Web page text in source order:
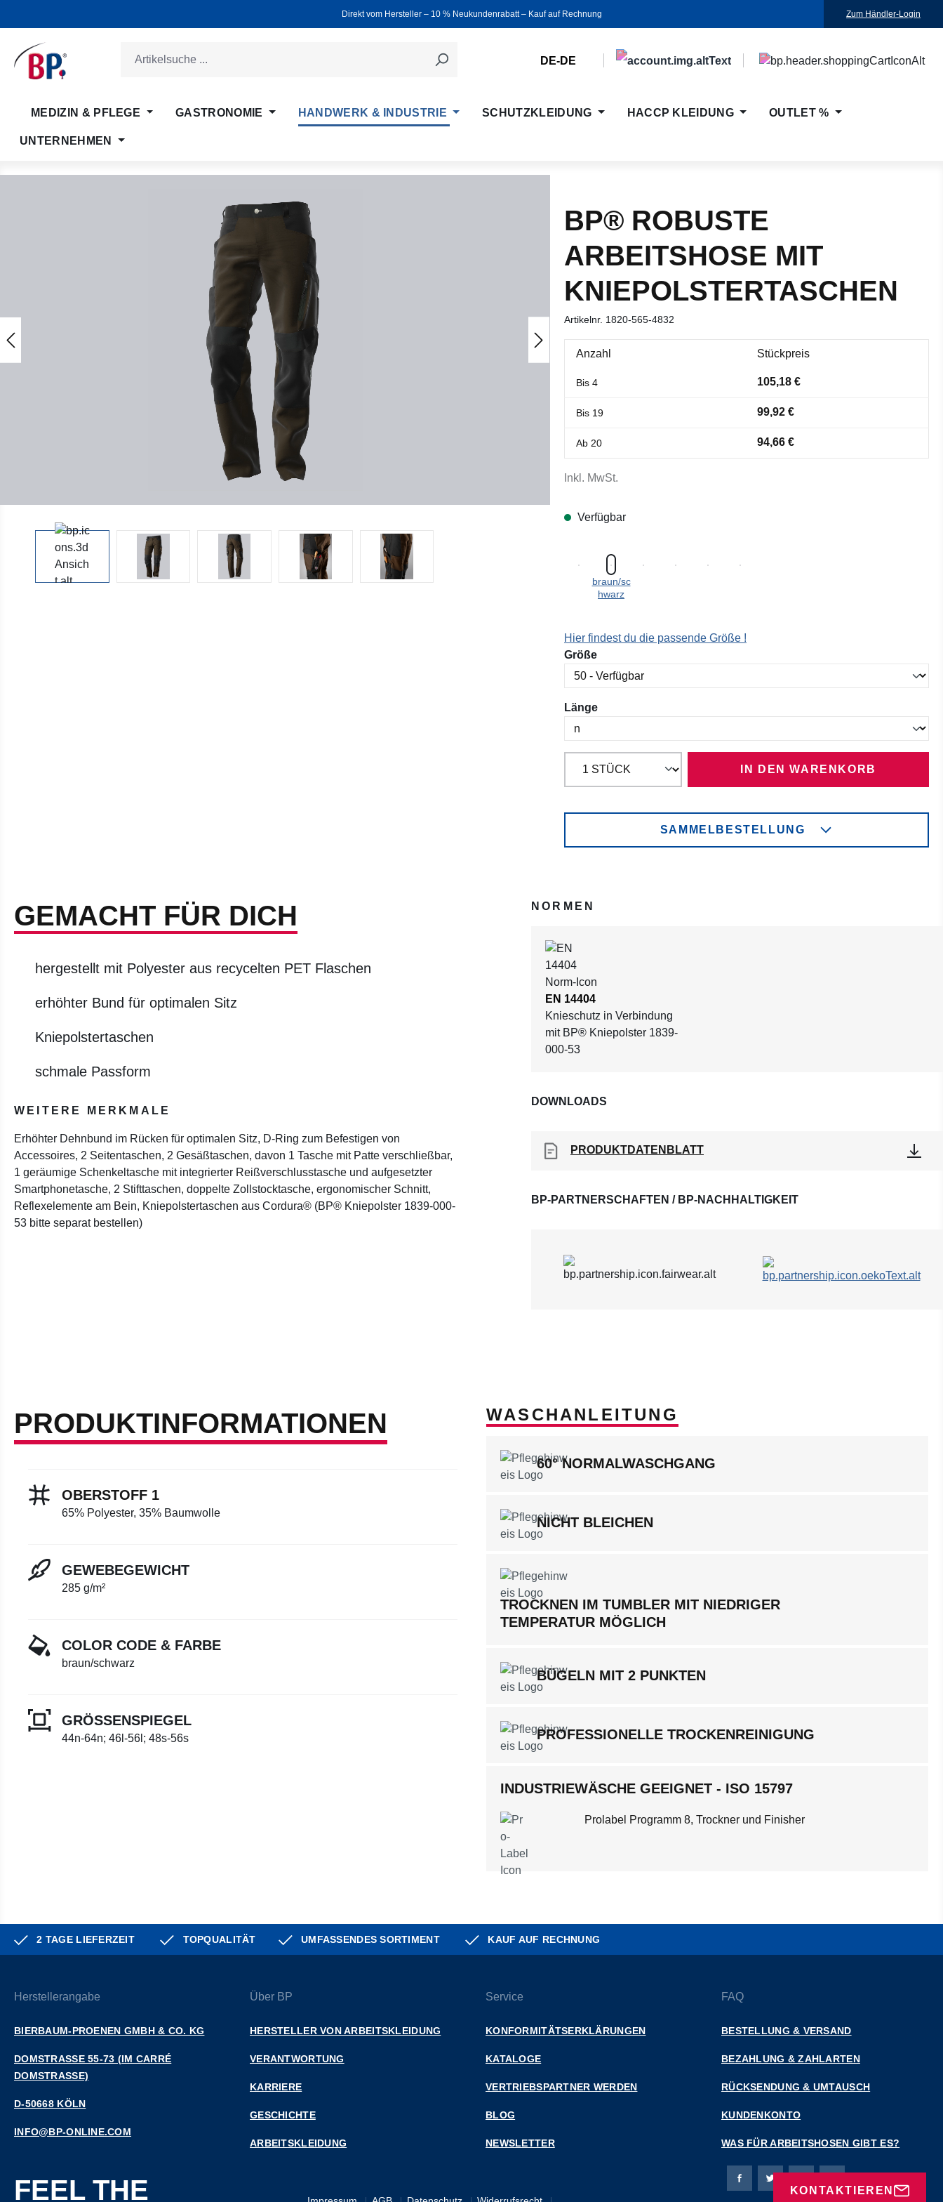
Direkt vom Hersteller ‒ 10 % Neukundenrabatt ‒ Kauf auf Rechnung Zum Händler-Login
DE-DE
MEDIZIN & PFLEGE GASTRONOMIE HANDWERK & INDUSTRIE SCHUTZKLEIDUNG HACCP KLEIDUNG OUTLET %
UNTERNEHMEN
BP® ROBUSTE
ARBEITSHOSE MIT
KNIEPOLSTERTASCHEN
Artikelnr. 1820-565-4832
Anzahl Stückpreis
Bis 4 105,18 €
Bis 19 99,92 €
Ab 20 94,66 €
Inkl. MwSt.
Verfügbar
braun/sc
hwarz
Hier findest du die passende Größe !
Größeauswählen
Längeauswählen
IN DEN WARENKORB
SAMMELBESTELLUNG
GEMACHT FÜR DICH
hergestellt mit Polyester aus recycelten PET Flaschen
erhöhter Bund für optimalen Sitz
Kniepolstertaschen
schmale Passform
WEITERE MERKMALE
Erhöhter Dehnbund im Rücken für optimalen Sitz, D-Ring zum Befestigen von
Accessoires, 2 Seitentaschen, 2 Gesäßtaschen, davon 1 Tasche mit Patte verschließbar,
1 geräumige Schenkeltasche mit integrierter Reißverschlusstasche und aufgesetzter
Smartphonetasche, 2 Stifttaschen, doppelte Zollstocktasche, ergonomischer Schnitt,
Reflexelemente am Bein, Kniepolstertaschen aus Cordura® (BP® Kniepolster 1839-000-
53 bitte separat bestellen)
NORMEN
EN 14404
Knieschutz in Verbindung
mit BP® Kniepolster 1839-
000-53
DOWNLOADS
PRODUKTDATENBLATT
BP-PARTNERSCHAFTEN / BP-NACHHALTIGKEIT
PRODUKTINFORMATIONEN
OBERSTOFF 1
65% Polyester, 35% Baumwolle
GEWEBEGEWICHT
285 g/m²
COLOR CODE & FARBE
braun/schwarz
GRÖSSENSPIEGEL
44n-64n; 46l-56l; 48s-56s
WASCHANLEITUNG
60° NORMALWASCHGANG
NICHT BLEICHEN
TROCKNEN IM TUMBLER MIT NIEDRIGER
TEMPERATUR MÖGLICH
BÜGELN MIT 2 PUNKTEN
PROFESSIONELLE TROCKENREINIGUNG
INDUSTRIEWÄSCHE GEEIGNET - ISO 15797
Prolabel Programm 8, Trockner und Finisher
KONTAKTIEREN
2 TAGE LIEFERZEIT TOPQUALITÄT UMFASSENDES SORTIMENT KAUF AUF RECHNUNG
Herstellerangabe
BIERBAUM-PROENEN GMBH & CO. KG
DOMSTRASSE 55-73 (IM CARRÉ D
OMSTRASSE)
D-50668 KÖLN
INFO@BP-ONLINE.COM
Über BP
HERSTELLER VON ARBEITSKLEIDUNG
VERANTWORTUNG
KARRIERE
GESCHICHTE
ARBEITSKLEIDUNG
Service
KONFORMITÄTSERKLÄRUNGEN
KATALOGE
VERTRIEBSPARTNER WERDEN
BLOG
NEWSLETTER
FAQ
BESTELLUNG & VERSAND
BEZAHLUNG & ZAHLARTEN
RÜCKSENDUNG & UMTAUSCH
KUNDENKONTO
WAS FÜR ARBEITSHOSEN GIBT ES?
FEEL THE Bierbaum-Proenen Facebook-Seite
Bierbaum-Proenen Twitter Seite
Bierbaum-Proenen LinkedIn
Bierbaum-Proenen